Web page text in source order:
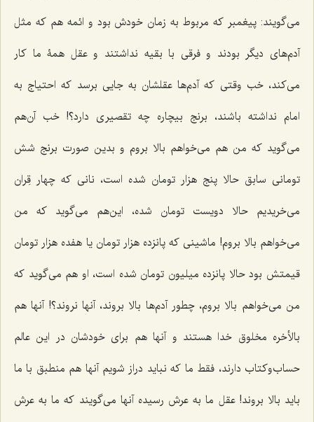
مى‌گویند: پیغمبر كه مربوط به زمان خودش بود و ائمه هم كه مثل
آدم‌هاى دیگر بودند و فرقى با بقیه نداشتند و عقل همۀ ما كار
مى‌كند، خب وقتى كه آدم‌ها عقلشان به جایى برسد كه احتیاج به
امام نداشته باشند، برنج بیچاره چه تقصیرى دارد؟! خب آن‌هم
مى‌گوید که من هم مى‌خواهم بالا بروم و بدین ‌صورت برنج شش
تومانى سابق حالا پنج هزار تومان شده است، نانى كه چهار قِران
مى‌خریدیم حالا دویست تومان شده، این‌هم مى‌گوید که من
مى‌خواهم بالا بروم! ماشینى كه پانزده هزار تومان یا هفده هزار تومان
قیمتش بود حالا پانزده میلیون تومان شده ‌است، او هم مى‌گوید که
من مى‌خواهم بالا بروم، چطور آدم‌ها بالا بروند، آنها نروند؟! آنها هم
بالأخره مخلوق خدا هستند و آنها هم براى خودشان در این عالم
حساب‌وكتاب دارند، فقط ما که نباید دراز شویم آنها هم منطبق با ما
باید بالا بروند! عقل ما به عرش رسیده آنها مى‌گویند که ما به عرش